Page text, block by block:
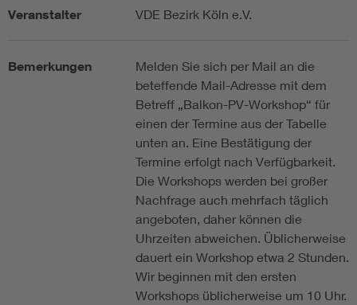
Veranstalter VDE Bezirk Köln e.V.
Bemerkungen
Melden Sie sich per Mail an die
beteffende Mail-Adresse mit dem
Betreff „Balkon-PV-Workshop“ für
einen der Termine aus der Tabelle
unten an. Eine Bestätigung der
Termine erfolgt nach Verfügbarkeit.
Die Workshops werden bei großer
Nachfrage auch mehrfach täglich
angeboten, daher können die
Uhrzeiten abweichen. Üblicherweise
dauert ein Workshop etwa 2 Stunden.
Wir beginnen mit den ersten
Workshops üblicherweise um 10 Uhr.